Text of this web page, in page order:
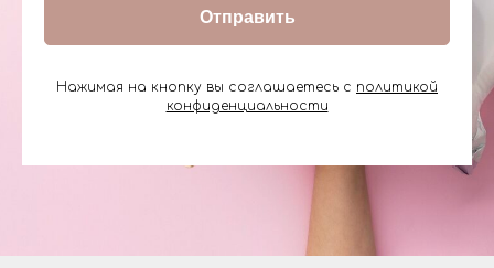
Отправить
Нажимая на кнопку вы соглашаетесь с политикой
конфиденциальности